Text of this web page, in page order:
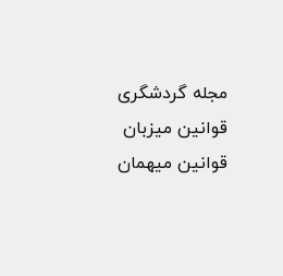
مجله گردشگری
قوانین میزبان
قوانین میهمان